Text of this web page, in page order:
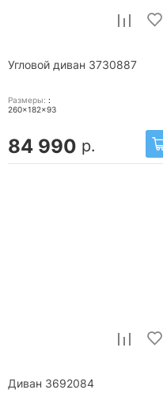
Угловой диван 3730887
Размеры: :
260x182x93
84 990 р.
Диван 3692084